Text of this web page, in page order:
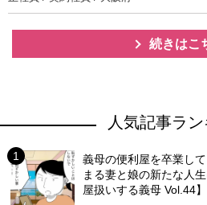
続きはこ
人気記事ラ
義母の便利屋を卒業し
まる妻と娘の新たな人
屋扱いする義母 Vol.44】